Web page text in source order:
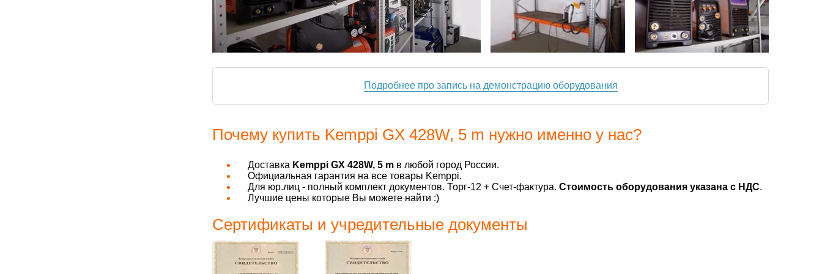
Подробнее про запись на демонстрацию оборудования
Почему купить Kemppi GX 428W, 5 m нужно именно у нас?
Доставка Kemppi GX 428W, 5 m в любой город России.
Официальная гарантия на все товары Kemppi.
Для юр.лиц - полный комплект документов. Торг-12 + Счет-фактура. Стоимость оборудования указана с НДС.
Лучшие цены которые Вы можете найти :)
Сертификаты и учредительные документы